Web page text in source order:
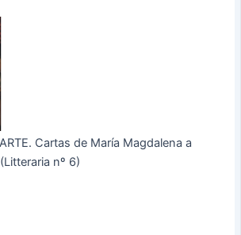
Cartas de María Magdalena a
nº 6)